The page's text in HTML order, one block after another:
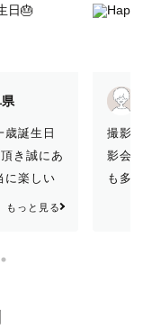
岐阜
撮影ありがとうございま
影会などへ行っても人見
も多い息子なので笑顔の
な？と心配していました